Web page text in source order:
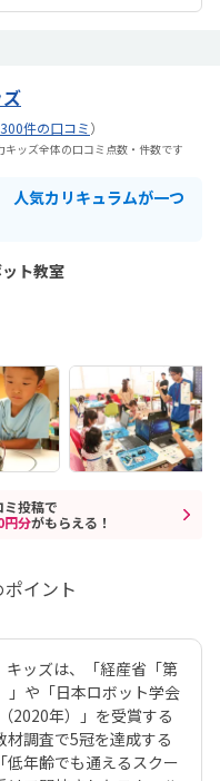
件の口コミ）
ッズ全体の口コミ点数・件数です
気カリキュラムが一つ
ト教室
投稿で
分がもらえる！
イント
ッズは、「経産省「第
」や「日本ロボット学会
2020年）」を受賞する
材調査で5冠を達成する
年齢でも通えるスクー